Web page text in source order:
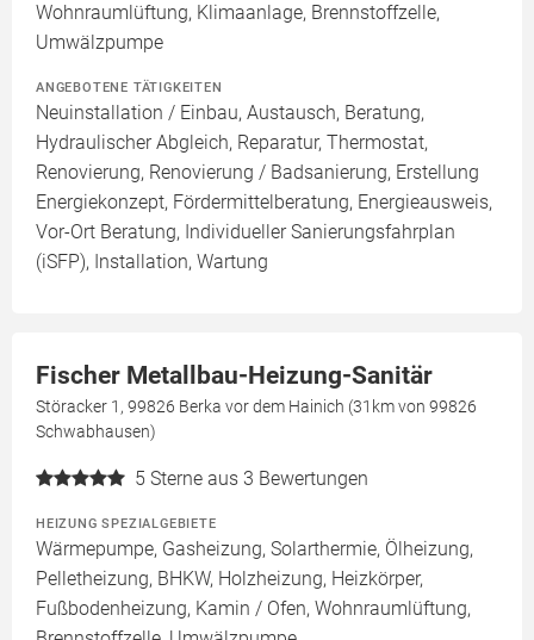
Wohnraumlüftung, Klimaanlage, Brennstoffzelle,
Umwälzpumpe
ANGEBOTENE TÄTIGKEITEN
Neuinstallation / Einbau, Austausch, Beratung,
Hydraulischer Abgleich, Reparatur, Thermostat,
Renovierung, Renovierung / Badsanierung, Erstellung
Energiekonzept, Fördermittelberatung, Energieausweis,
Vor-Ort Beratung, Individueller Sanierungsfahrplan
(iSFP), Installation, Wartung
Fischer Metallbau-Heizung-Sanitär
Störacker 1, 99826 Berka vor dem Hainich (31km von 99826
Schwabhausen)
5 Sterne aus 3 Bewertungen
HEIZUNG SPEZIALGEBIETE
Wärmepumpe, Gasheizung, Solarthermie, Ölheizung,
Pelletheizung, BHKW, Holzheizung, Heizkörper,
Fußbodenheizung, Kamin / Ofen, Wohnraumlüftung,